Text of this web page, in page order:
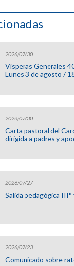
2026/07/30
Vísperas Generales
Lunes 3 de agosto /
2026/07/30
Carta pastoral del
dirigida a padres y
2026/07/27
Salida pedagógica III°
2026/07/23
Comunicado sobre